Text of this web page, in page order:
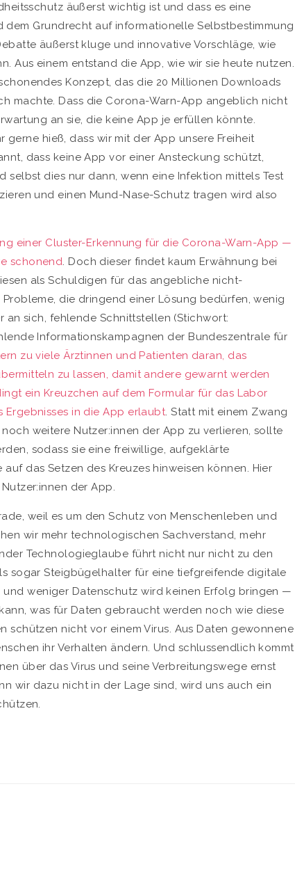
äußerst wichtig ist und dass es eine
Grundrecht auf informationelle Selbstbestimmung
äußerst kluge und innovative Vorschläge, wie
Aus einem entstand die App, wie wir sie heute nutzen.
Konzept, das die 20 Millionen Downloads
machte. Dass die Corona-Warn-App angeblich nicht
an sie, die keine App je erfüllen könnte.
gerne hieß, dass wir mit der App unsere Freiheit
dass keine App vor einer Ansteckung schützt,
selbst dies nur dann, wenn eine Infektion mittels Test
und einen Mund-Nase-Schutz tragen wird also
einer Cluster-Erkennung für die Corona-Warn-App —
schonend. Doch dieser findet kaum Erwähnung bei
als Schuldigen für das angebliche nicht-
die dringend einer Lösung bedürfen, wenig
an sich, fehlende Schnittstellen (Stichwort:
Informationskampagnen der Bundeszentrale für
zu viele Ärztinnen und Patienten daran, das
zu lassen, damit andere gewarnt werden
ein Kreuzchen auf dem Formular für das Labor
Ergebnisses in die App erlaubt. Statt mit einem Zwang
weitere Nutzer:innen der App zu verlieren, sollte
sodass sie eine freiwillige, aufgeklärte
das Setzen des Kreuzes hinweisen können. Hier
der App.
weil es um den Schutz von Menschenleben und
wir mehr technologischen Sachverstand, mehr
Technologieglaube führt nicht nur nicht zu den
sogar Steigbügelhalter für eine tiefgreifende digitale
weniger Datenschutz wird keinen Erfolg bringen —
was für Daten gebraucht werden noch wie diese
schützen nicht vor einem Virus. Aus Daten gewonnene
ihr Verhalten ändern. Und schlussendlich kommt
über das Virus und seine Verbreitungswege ernst
wir dazu nicht in der Lage sind, wird uns auch ein